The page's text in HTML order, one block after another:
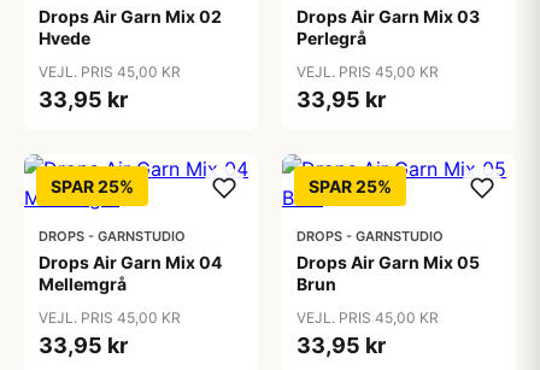
Drops Air Garn Mix 02
Hvede
VEJL. PRIS 45,00 KR
33,95 kr
Drops Air Garn Mix 03
Perlegrå
VEJL. PRIS 45,00 KR
33,95 kr
SPAR 25%
DROPS - GARNSTUDIO
Drops Air Garn Mix 04
Mellemgrå
VEJL. PRIS 45,00 KR
33,95 kr
SPAR 25%
DROPS - GARNSTUDIO
Drops Air Garn Mix 05
Brun
VEJL. PRIS 45,00 KR
33,95 kr